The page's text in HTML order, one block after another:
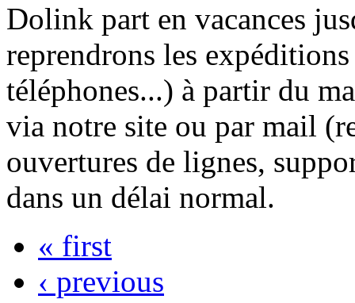
Dolink part en vacances
reprendrons les
téléphones...) à partir du
via notre site ou par mail
ouvertures de lignes,
dans un délai normal.
« first
‹ previous